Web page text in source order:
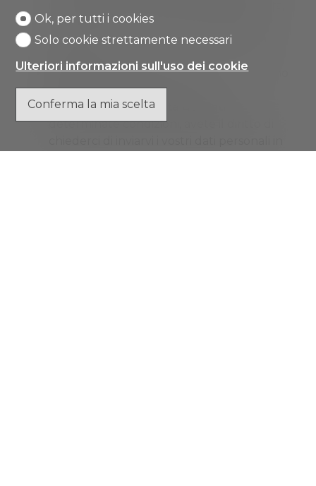
dovremo conservare alcune informazioni
per garantire che non siate contattati in
il diritto di rettificase i vostri dati non sono
corretti o sono incompleti.
il diritto alla portabilità dei dati
determinate condizioni, avete il diritto di
Ok, per tutti i cookies
Solo cookie strettamente necessari
Ulteriori informazioni sull'uso dei cookie
Conferma la mia scelta